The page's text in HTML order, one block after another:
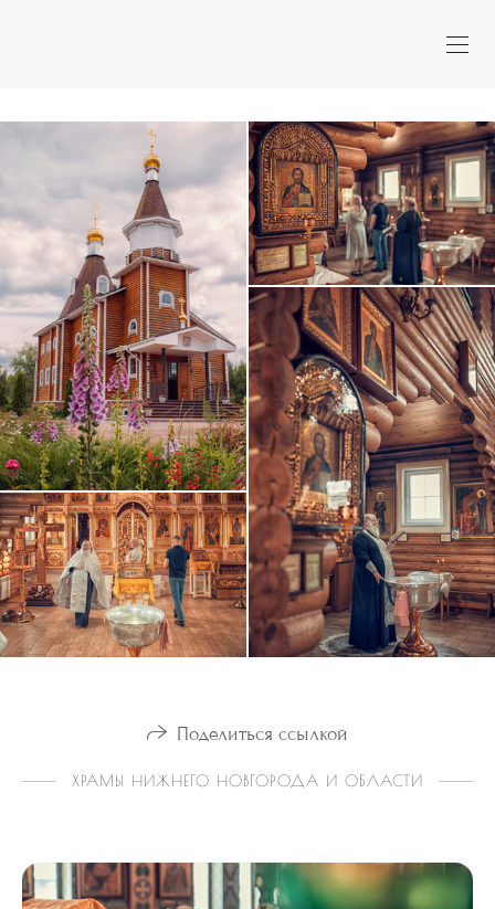
Поделиться ссылкой
ХРАМЫ НИЖНЕГО НОВГОРОДА И ОБЛАСТИ